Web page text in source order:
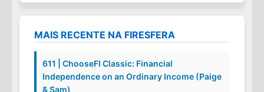
MAIS RECENTE NA FIRESFERA
611 | ChooseFI Classic: Financial
Independence on an Ordinary Income (Paige
& Sam)